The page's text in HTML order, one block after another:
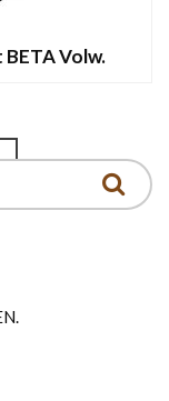
Volw.
Dit
product
optie